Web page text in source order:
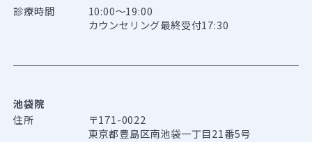
診療時間
10:00～19:00
カウンセリング最終受付17:30
池袋院
住所
〒171-0022
東京都豊島区南池袋一丁目21番5号